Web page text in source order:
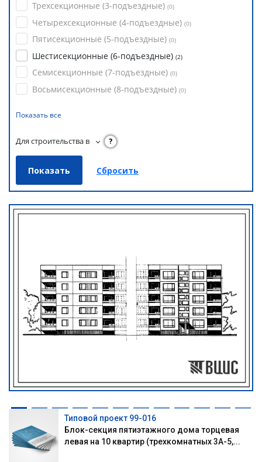
Трехсекционные (3-подъездные) (0)
Четырехсекционные (4-подъездные) (0)
Пятисекционные (5-подъездные) (0)
Шестисекционные (6-подъездные) (2)
Семисекционные (7-подъездные) (0)
Восьмисекционные (8-подъездные) (0)
Показать все
Для строительства в ?
Типовой проект 99-016
Блок-секция пятиэтажного дома торцевая
левая на 10 квартир (трехкомнатных 3А-5,...